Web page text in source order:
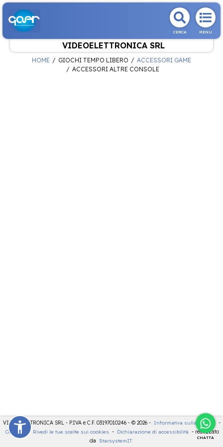
CERCA MENU
VIDEOELETTRONICA SRL
CHATTA
HOME GIOCHI TEMPO LIBERO
ACCESSORI GAME
ACCESSORI ALTRE CONSOLE
VIDEOELETTRONICA SRL - P.IVA e C.F. 03197010246 - © 2026 - Informativa sulla privacy -
Cookies
- Rivedi le tue scelte sui cookies - Dichiarazione di accessibilità - realizzato
da
StarsystemIT